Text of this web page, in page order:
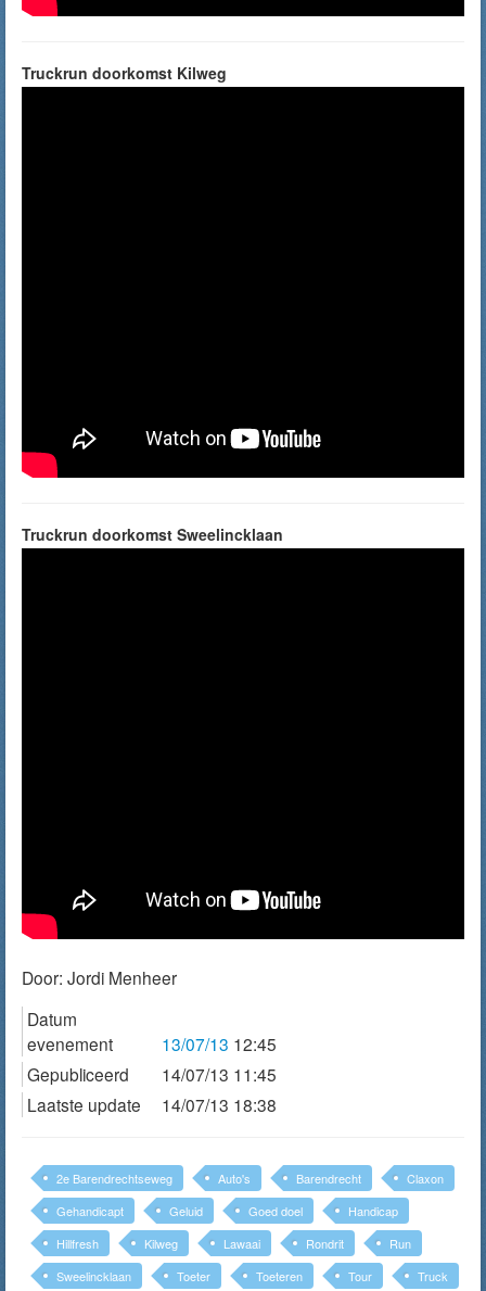
Truckrun doorkomst Kilweg
Truckrun doorkomst Sweelincklaan
Door: Jordi Menheer
Datum
evenement
13/07/13 12:45
Gepubliceerd
14/07/13 11:45
Laatste update
14/07/13 18:38
2e Barendrechtseweg Auto's Barendrecht
Claxon
Gehandicapt
Geluid Goed doel
Handicap
Hillfresh
Kilweg Lawaai Rondrit
Run
Sweelincklaan
Toeter Toeteren Tour Truck